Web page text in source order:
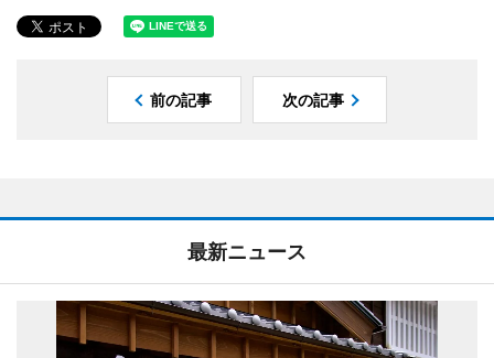
前の記事 次の記事
最新ニュース